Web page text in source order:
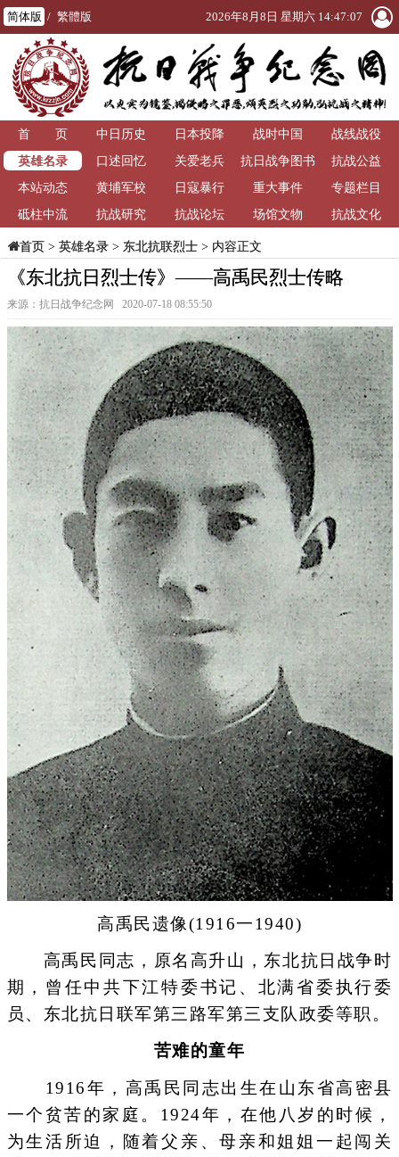
简体版 / 繁體版 2026年8月8日 星期六 14:47:08
首 页 中日历史 日本投降 战时中国
战线战役
英雄名录
口述回忆 关爱老兵
抗日战争图书
馆
抗战公益
本站动态
黄埔军校 日寇暴行 重大事件
专题栏目
砥柱中流
抗战研究 抗战论坛 场馆文物 抗战文化
首页> 英雄名录> 东北抗联烈士> 内容正文
《东北抗日烈士传》——高禹民烈士传略
来源：抗日战争纪念网 2020-07-18 08:55:50
高禹民遗像(1916一1940)
高禹民同志，原名高升山，东北抗日战争时
期，曾任中共下江特委书记、北满省委执行委
员、东北抗日联军第三路军第三支队政委等职。
苦难的童年
1916年，高禹民同志出生在山东省高密县
一个贫苦的家庭。1924年，在他八岁的时候，
为生活所迫，随着父亲、母亲和姐姐一起闯关